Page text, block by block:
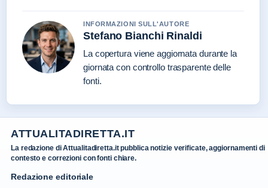
INFORMAZIONI SULL'AUTORE
Stefano Bianchi Rinaldi
La copertura viene aggiornata durante la
giornata con controllo trasparente delle
fonti.
ATTUALITADIRETTA.IT
La redazione di Attualitadiretta.it pubblica notizie verificate, aggiornamenti di
contesto e correzioni con fonti chiare.
Redazione editoriale